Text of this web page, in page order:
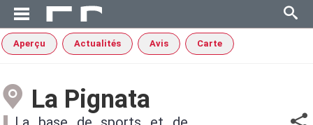
Aperçu Actualités Avis Carte
La Pignata